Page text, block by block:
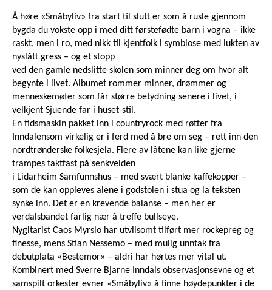
Å høre «Småbyliv» fra start til slutt er som å rusle gjennom
bygda du vokste opp i med ditt førstefødte barn i vogna – ikke
raskt, men i ro, med nikk til kjentfolk i symbiose med lukten av
nyslått gress – og et stopp
ved den gamle nedslitte skolen som minner deg om hvor alt
begynte i livet. Albumet rommer minner, drømmer og
menneskemøter som får større betydning senere i livet, i
velkjent Sjuende far i huset-stil.
En tidsmaskin pakket inn i countryrock med røtter fra
Inndalensom virkelig er i ferd med å bre om seg – rett inn den
nordtrønderske folkesjela. Flere av låtene kan like gjerne
trampes taktfast på senkvelden
i Lidarheim Samfunnshus – med svært blanke kaffekopper –
som de kan oppleves alene i godstolen i stua og la teksten
synke inn. Det er en krevende balanse – men her er
verdalsbandet farlig nær å treffe bullseye.
Nygitarist Caos Myrslo har utvilsomt tilført mer rockepreg og
finesse, mens Stian Nessemo – med mulig unntak fra
debutplata «Bestemor» – aldri har hørtes mer vital ut.
Kombinert med Sverre Bjarne Inndals observasjonsevne og et
samspilt orkester evner «Småbyliv» å finne høydepunkter i de